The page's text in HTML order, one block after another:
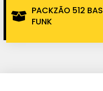
PACKZÃO 512
FUNK